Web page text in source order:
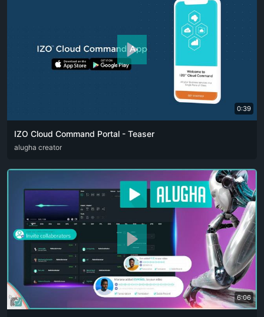
0:39
IZO Cloud Command Portal - Teaser
ARA ENG FRA
alugha creator
6:06